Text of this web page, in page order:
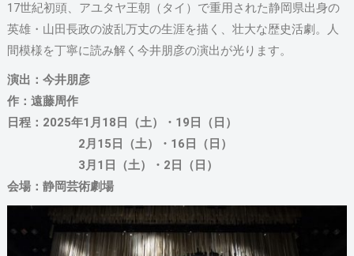
17世紀初頭、アユタヤ王朝（タイ）で重用された静岡県出身の
英雄・山田長政の波乱万丈の生涯を描く、壮大な歴史活劇。人
間模様を丁寧に読み解く今井朋彦の演出が光ります。
演出：今井朋彦
作：遠藤周作
日程：2025年1月18日（土）・19日（日）
2月15日（土）・16日（日）
3月1日（土）・2日（日）
会場：静岡芸術劇場